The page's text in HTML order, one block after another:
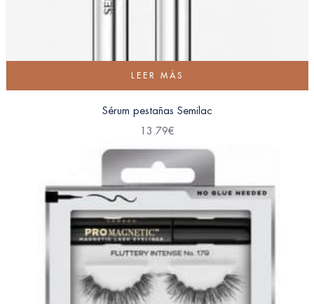
LEER MÁS
Sérum pestañas Semilac
13.79€